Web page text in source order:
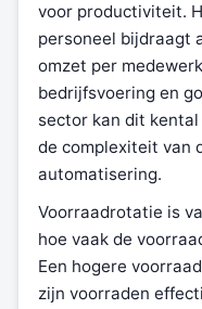
voor productiviteit.
personeel bijdraagt
omzet per
bedrijfsvoering en
sector kan dit
de complexiteit van
automatisering.
Voorraadrotatie is
hoe vaak de
Een hogere
zijn voorraden